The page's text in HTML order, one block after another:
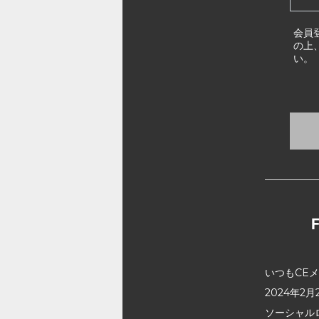
会員
の上
い。
いつもCE
2024年2月
ソーシャ